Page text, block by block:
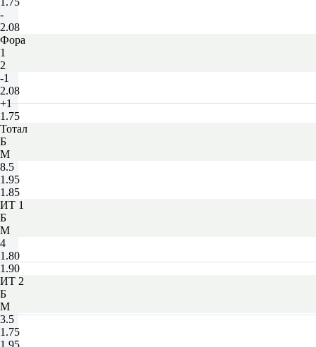
-
2.08
Фора
1
2
-1
2.08
+1
1.75
Тотал
Б
М
8.5
1.95
1.85
ИТ 1
Б
М
4
1.80
1.90
ИТ 2
Б
М
3.5
1.75
1.95